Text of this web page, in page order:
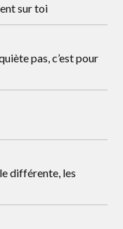
sur toi
pas, c’est pour
différente, les